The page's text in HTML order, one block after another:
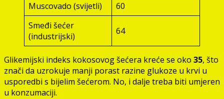
Muscovado (svijetli)
60
Smeđi šećer
(industrijski)
64
Glikemijski indeks kokosovog šećera kreće se oko 35, što
znači da uzrokuje manji porast razine glukoze u krvi u
usporedbi s bijelim šećerom. No, i dalje treba biti umjeren
u konzumaciji.